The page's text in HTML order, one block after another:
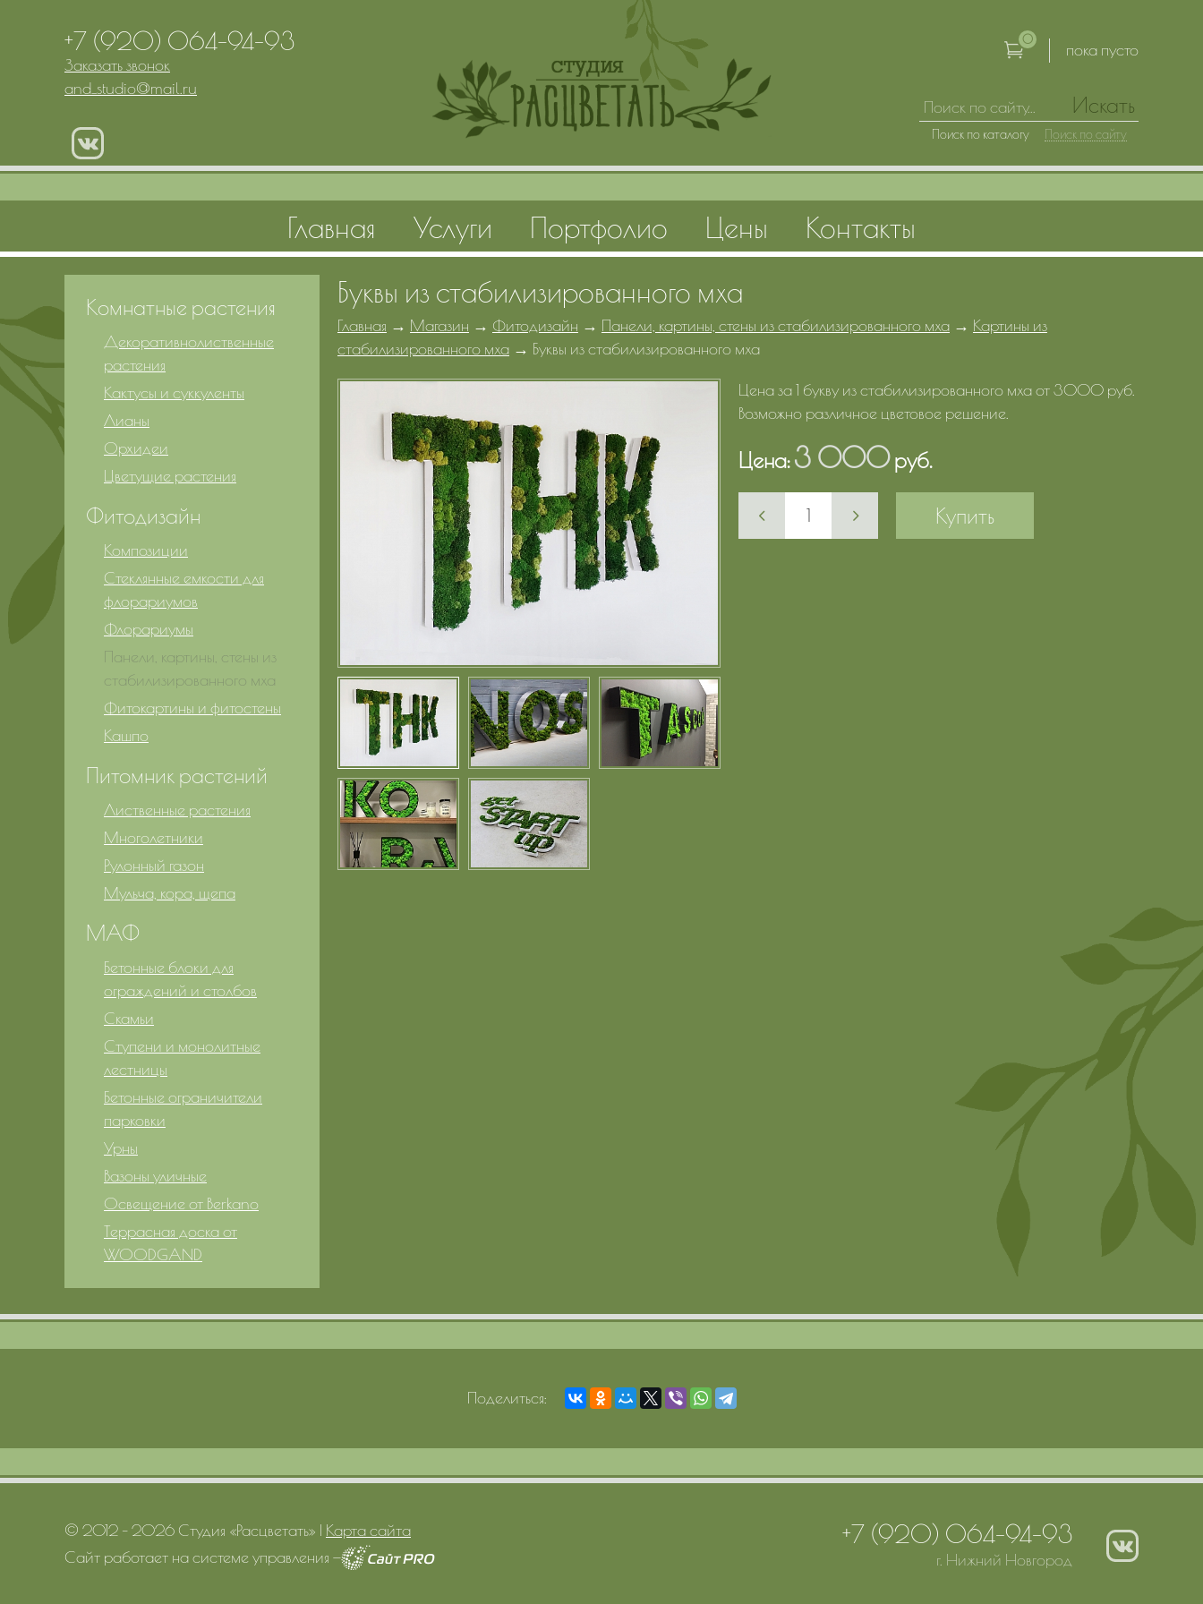
Буквы из стабилизированного мха
Главная → Магазин → Фитодизайн → Панели, картины, стены из стабилизированного мха → Картины из
стабилизированного мха → Буквы из стабилизированного мха
Цена за 1 букву из стабилизированного мха от 3000 руб.
Возможно различное цветовое решение.
Цена:3 000руб.
Купить
Комнатные растения
Декоративнолиственные
растения
Кактусы и суккуленты
Лианы
Орхидеи
Цветущие растения
Фитодизайн
Композиции
Стеклянные емкости для
флорариумов
Флорариумы
Панели, картины, стены из
стабилизированного мха
Фитокартины и фитостены
Кашпо
Питомник растений
Лиственные растения
Многолетники
Рулонный газон
Мульча, кора, щепа
МАФ
Бетонные блоки для
ограждений и столбов
Скамьи
Ступени и монолитные
лестницы
Бетонные ограничители
парковки
Урны
Вазоны уличные
Освещение от Berkano
Террасная доска от
WOODGAND
Поделиться:
© 2012 – 2026 Студия «Расцветать» | Карта сайта
Сайт работает на системе управления —
+7 (920) 064-94-93
г. Нижний Новгород
+7 (920) 064-94-93
Заказать звонок
and_studio@mail.ru
0
пока пусто
Искать
Поиск по каталогу Поиск по сайту
Главная Услуги Портфолио Цены Контакты